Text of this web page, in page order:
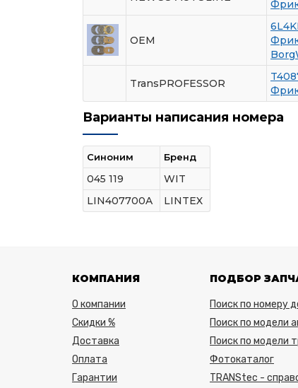
OEM
TransPROFESSOR
Варианты написания номера
Синоним Бренд
045 119
WIT
LIN407700A
LINTEX
КОМПАНИЯ
О компании
Скидки %
Доставка
Оплата
Гарантии
ПОДБОР
Поиск по номеру
Поиск по модели
Поиск по модели
Фотокаталог
TRANStec -